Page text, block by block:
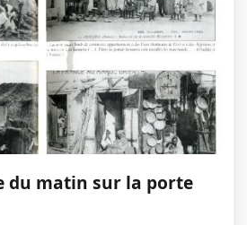
du matin sur la porte